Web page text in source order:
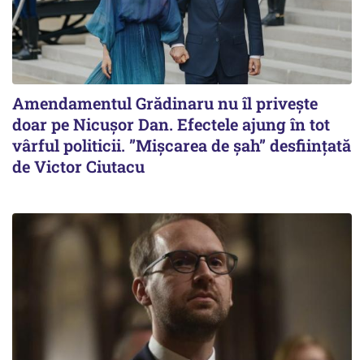
Amendamentul Grădinaru nu îl privește
doar pe Nicușor Dan. Efectele ajung în tot
vârful politicii. ”Mișcarea de șah” desființată
de Victor Ciutacu